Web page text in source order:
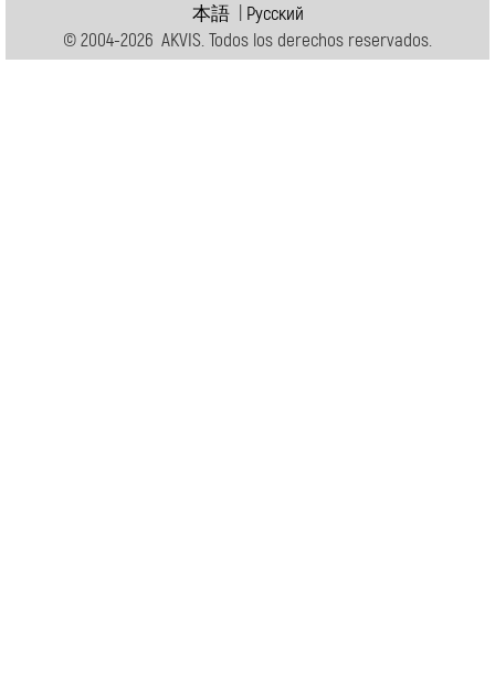
本語| Pусский
© 2004-2026 AKVIS. Todos los derechos reservados.